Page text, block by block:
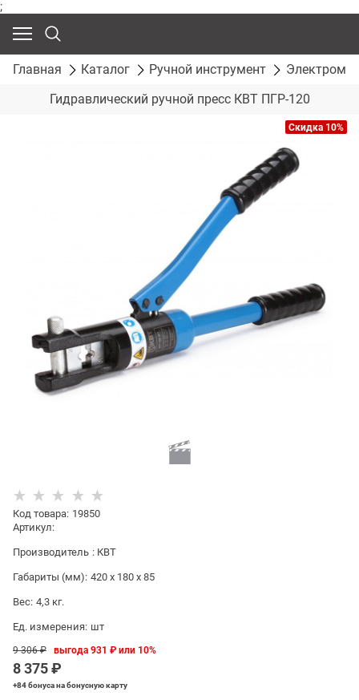
;
Главная Каталог Ручной инструмент
Гидравлический ручной пресс КВТ ПГР-120
Скидка 10%
Код товара: 19850
Артикул:
Производитель : КВТ
Габариты (мм): 420 x 180 x 85
Вес: 4,3 кг.
Ед. измерения: шт
9 306 ₽
8 375 ₽
выгода931 ₽ или 10%
+84 бонусана бонусную карту